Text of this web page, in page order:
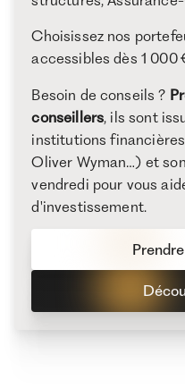
Choisissez nos
accessibles dès 1 000
Besoin de conseils ?
conseillers, ils sont
institutions
Oliver Wyman…) et
vendredi pour vous
d'investissement.